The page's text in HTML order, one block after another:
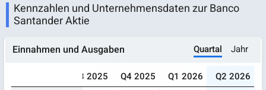
Kennzahlen und Unternehmensdaten zur Banco
Santander Aktie
Einnahmen und Ausgaben Quartal Jahr
Q3 2025 Q4 2025 Q1 2026
Q2 2026